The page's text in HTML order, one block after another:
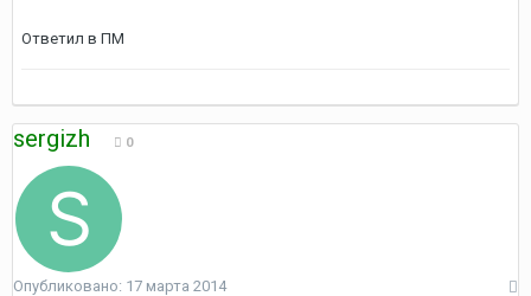
Ответил в ПМ
sergizh 0
Опубликовано: 17 марта 2014